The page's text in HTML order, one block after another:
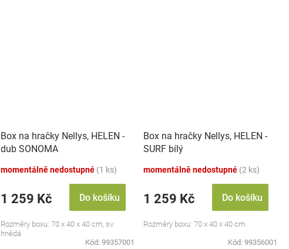
Box na hračky Nellys, HELEN -
dub SONOMA
momentálně nedostupné (1 ks)
1 259 Kč Do košíku
Rozměry boxu: 70 x 40 x 40 cm, sv.
hnědá
Kód: 99357001
Box na hračky Nellys, HELEN -
SURF bílý
momentálně nedostupné (2 ks)
1 259 Kč Do košíku
Rozměry boxu: 70 x 40 x 40 cm
Kód: 99356001